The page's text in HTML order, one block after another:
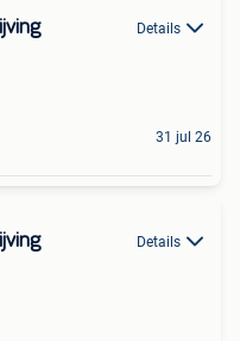
Details
31 jul 26
Details